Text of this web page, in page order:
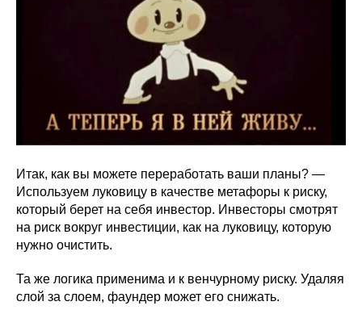
Итак, как вы можете переработать ваши планы? —
Используем луковицу в качестве метафоры к риску,
который берет на себя инвестор. Инвесторы смотрят
на риск вокруг инвестиции, как на луковицу, которую
нужно очистить.
Та же логика применима и к венчурному риску. Удаляя
слой за слоем, фаундер может его снижать.